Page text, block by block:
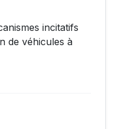
incitatifs
de véhicules à